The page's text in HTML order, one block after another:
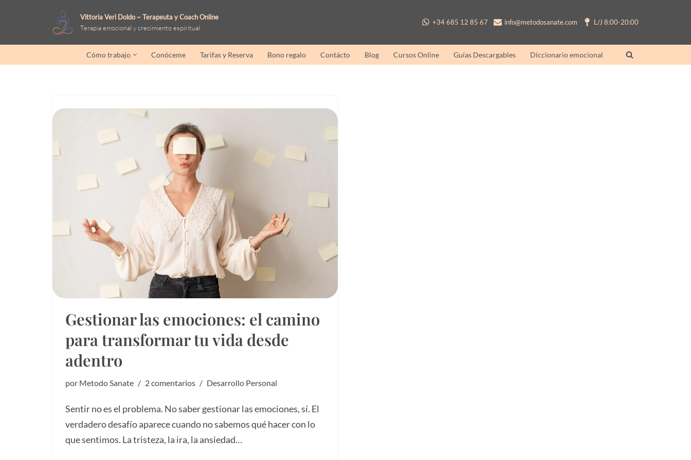
al
Vittoria Verì Doldo ~ Terapeuta y Coach Online
Terapia emocional y crecimiento espiritual
+34 685 12 85 67 info@metodosanate.com L/J 8:00-20:00
Cómo trabajo Conóceme Tarifas y Reserva Bono regalo Contácto Blog Cursos Online Guías Descargables Diccionario emocional
Gestionar las emociones: el camino
para transformar tu vida desde
adentro
por Metodo Sanate 2 comentarios Desarrollo Personal
Sentir no es el problema. No saber gestionar las emociones, sí. El
verdadero desafío aparece cuando no sabemos qué hacer con lo
que sentimos. La tristeza, la ira, la ansiedad…